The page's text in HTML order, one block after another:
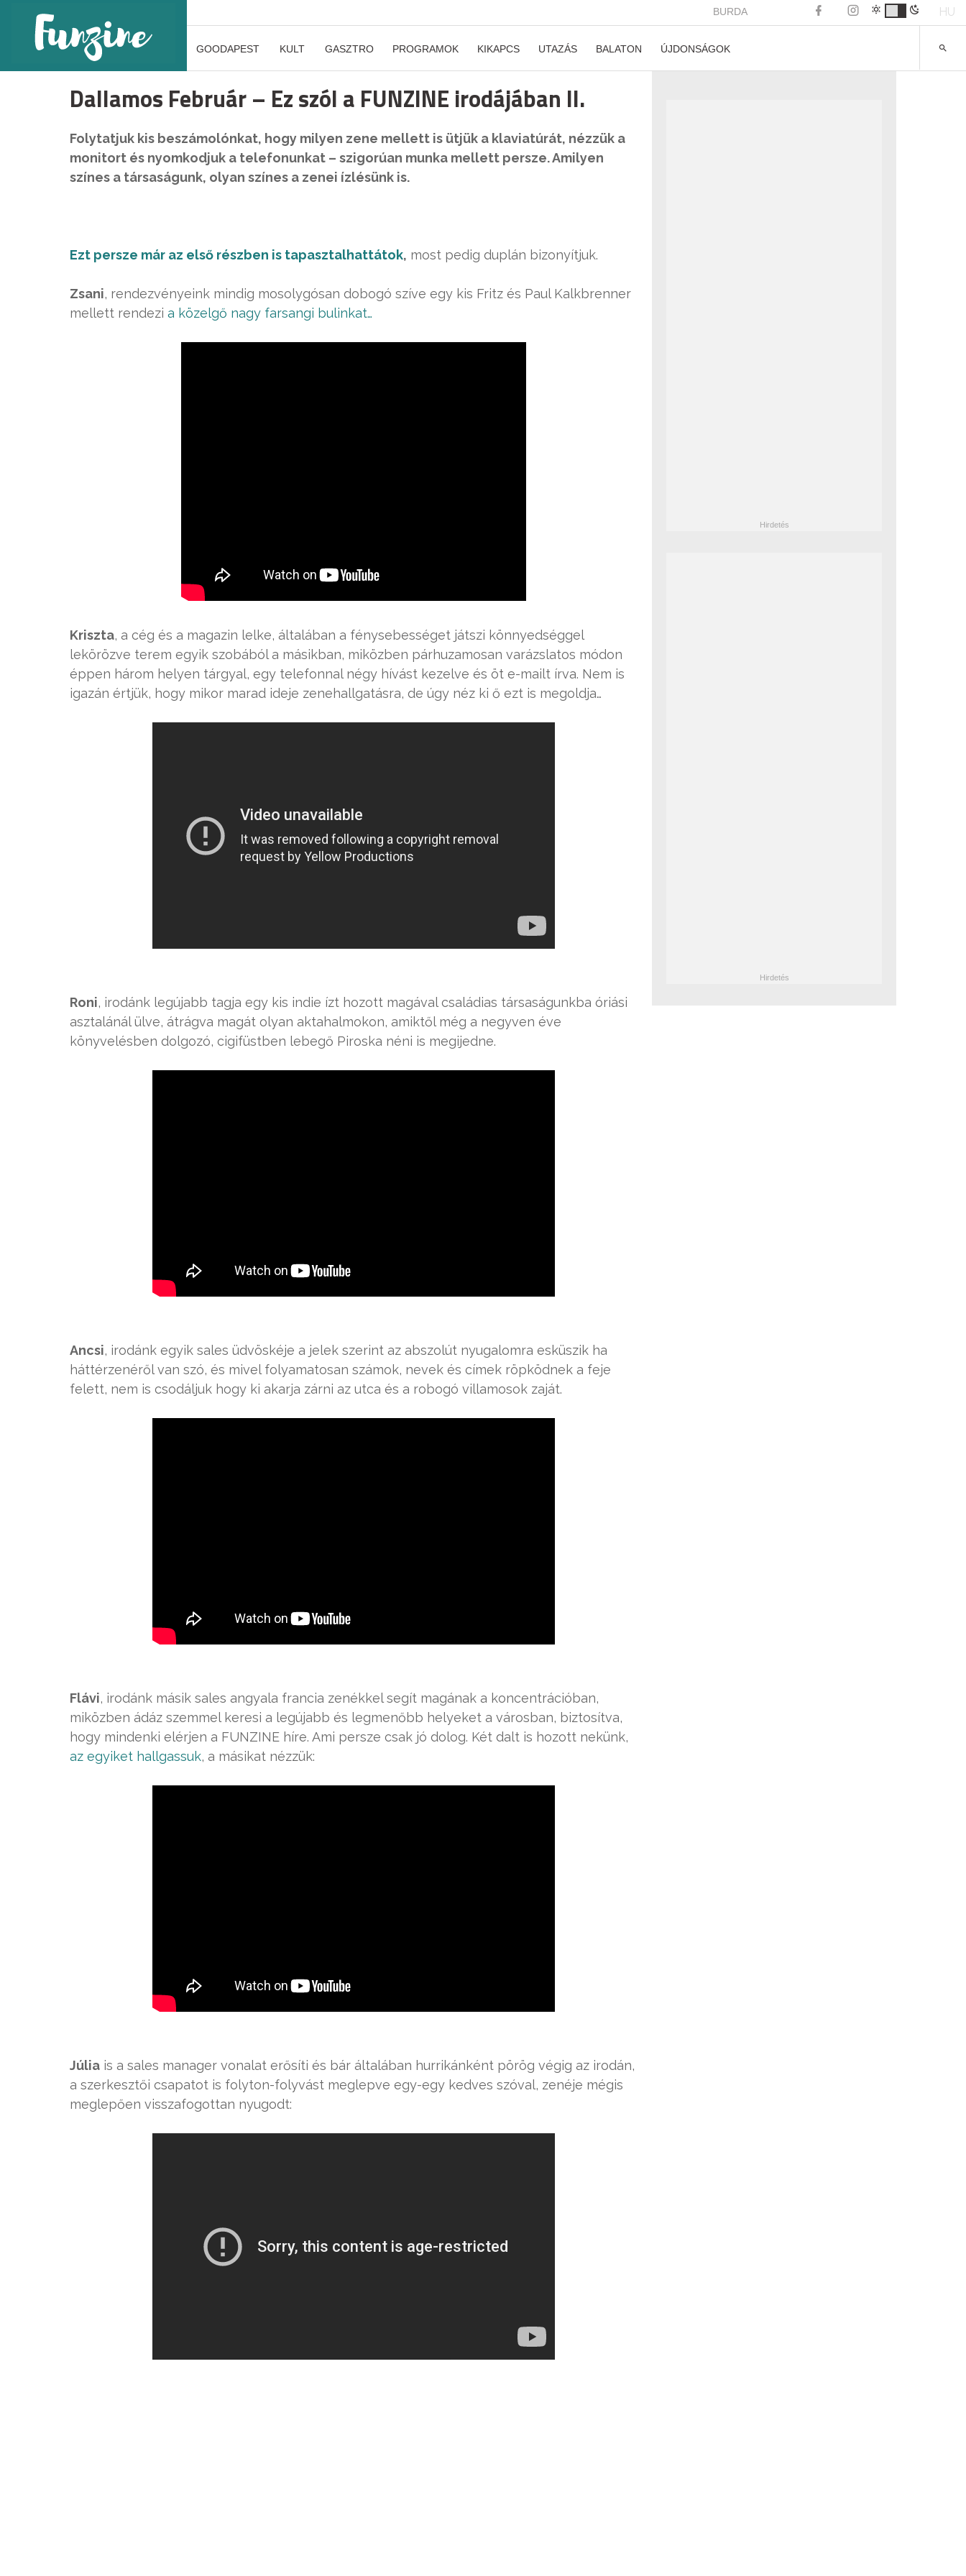
BURDA HU
GOODAPEST KULT GASZTRO PROGRAMOK KIKAPCS UTAZÁS BALATON ÚJDONSÁGOK
Dallamos Február – Ez szól a FUNZINE irodájában II.
Folytatjuk kis beszámolónkat, hogy milyen zene mellett is ütjük a klaviatúrát, nézzük a
monitort és nyomkodjuk a telefonunkat – szigorúan munka mellett persze. Amilyen
színes a társaságunk, olyan színes a zenei ízlésünk is.
Ezt persze már az első részben is tapasztalhattátok, most pedig duplán bizonyítjuk.
Zsani, rendezvényeink mindig mosolygósan dobogó szíve egy kis Fritz és Paul Kalkbrenner
mellett rendezi a közelgő nagy farsangi bulinkat…
Kriszta, a cég és a magazin lelke, általában a fénysebességet játszi könnyedséggel
lekörözve terem egyik szobából a másikban, miközben párhuzamosan varázslatos módon
éppen három helyen tárgyal, egy telefonnal négy hívást kezelve és öt e-mailt írva. Nem is
igazán értjük, hogy mikor marad ideje zenehallgatásra, de úgy néz ki ő ezt is megoldja…
Roni, irodánk legújabb tagja egy kis indie ízt hozott magával családias társaságunkba óriási
asztalánál ülve, átrágva magát olyan aktahalmokon, amiktől még a negyven éve
könyvelésben dolgozó, cigifüstben lebegő Piroska néni is megijedne.
Ancsi, irodánk egyik sales üdvöskéje a jelek szerint az abszolút nyugalomra esküszik ha
háttérzenéről van szó, és mivel folyamatosan számok, nevek és címek röpködnek a feje
felett, nem is csodáljuk hogy ki akarja zárni az utca és a robogó villamosok zaját.
Flávi, irodánk másik sales angyala francia zenékkel segít magának a koncentrációban,
miközben ádáz szemmel keresi a legújabb és legmenőbb helyeket a városban, biztosítva,
hogy mindenki elérjen a FUNZINE híre. Ami persze csak jó dolog. Két dalt is hozott nekünk,
az egyiket hallgassuk, a másikat nézzük:
Júlia is a sales manager vonalat erősíti és bár általában hurrikánként pörög végig az irodán,
a szerkesztői csapatot is folyton-folyvást meglepve egy-egy kedves szóval, zenéje mégis
meglepően visszafogottan nyugodt: